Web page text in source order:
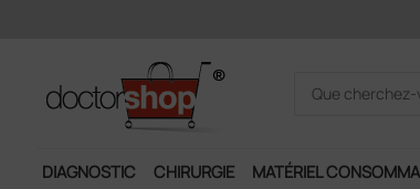
DIAGNOSTIC CHIRURGIE MATÉRIEL